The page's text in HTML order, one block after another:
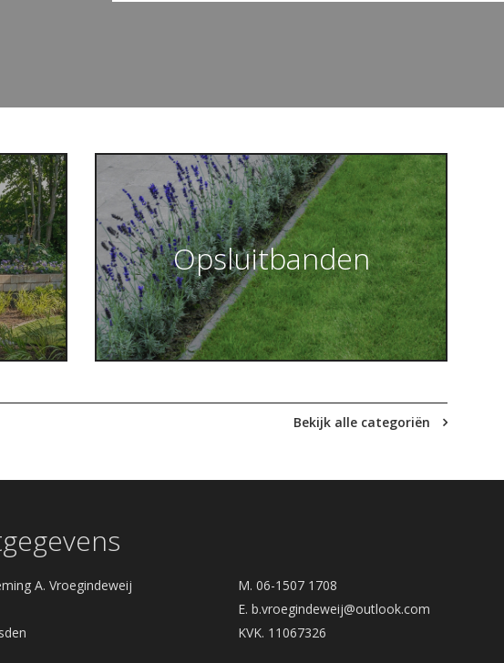
Opsluitbanden
Bekijk alle categoriën
A. Vroegindeweij
M. 06-1507 1708
E. b.vroegindeweij@outlook.com
KVK. 11067326